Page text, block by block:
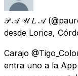
𝒫 𝒜 𝒰 𝐿 𝒜
desde Lorica,
Carajo
entra uno a la